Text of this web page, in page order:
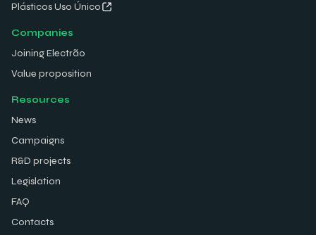
Plásticos Uso Único
Companies
Joining Electrão
Value proposition
Resources
News
Campaigns
R&D projects
Legislation
FAQ
Contacts